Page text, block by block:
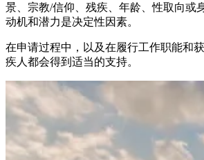
景、宗教/信仰、残疾、年龄、性取向或
动机和潜力是决定性因素。
在申请过程中，以及在履行工作职能和
疾人都会得到适当的支持。